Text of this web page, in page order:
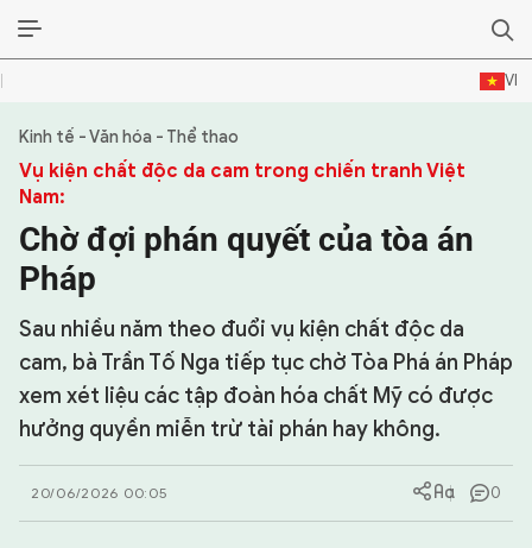
VI
SỰ KIỆN & BÌNH LUẬN
HẬU TRƯỜNG
KINH TẾ - VĂN HÓA - THỂ THAO
PHÓNG SỰ
HỒ SƠ INTERPOL
Kinh tế - Văn hóa - Thể thao
Vụ kiện chất độc da cam trong chiến tranh Việt
Nam:
Chờ đợi phán quyết của tòa án
Pháp
Sau nhiều năm theo đuổi vụ kiện chất độc da
cam, bà Trần Tố Nga tiếp tục chờ Tòa Phá án Pháp
xem xét liệu các tập đoàn hóa chất Mỹ có được
hưởng quyền miễn trừ tài phán hay không.
20/06/2026 00:05 0